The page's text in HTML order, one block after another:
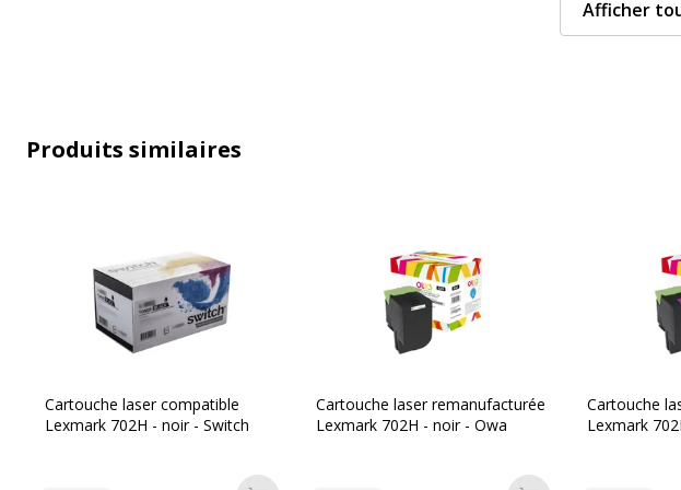
Caractéristiques générales
Catégorie d'accessoire Consommables d'impression
Catégorie de consommable Cartouches
Couleur de l'article Magenta
Afficher
Produits similaires
Cartouche laser compatible
Lexmark 702H - noir - Switch
Cartouche laser remanufacturée
Lexmark 702H - noir - Owa
Cartouche
Lexmark